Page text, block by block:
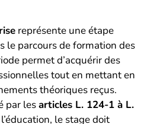
représente une étape
le parcours de formation des
permet d’acquérir des
tout en mettant en
théoriques reçus.
par lesarticles L. 124-1 à L.
le stage doit